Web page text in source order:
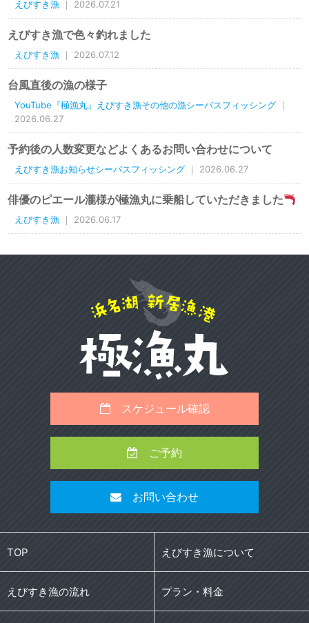
えびすき漁 ｜ 2026.07.21
えびすき漁で色々釣れました
えびすき漁 ｜ 2026.07.12
台風直後の漁の様子
YouTube『極漁丸』えびすき漁その他の漁シーバスフィッシング
｜
2026.06.27
予約後の人数変更などよくあるお問い合わせについて
えびすき漁お知らせシーバスフィッシング ｜ 2026.06.27
俳優のピエール瀧様が極漁丸に乗船していただきました
えびすき漁 ｜ 2026.06.17
スケジュール確認
ご予約
お問い合わせ
TOP えびすき漁について
えびすき漁の流れ プラン・料金